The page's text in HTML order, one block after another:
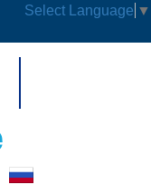
Select Language ▼